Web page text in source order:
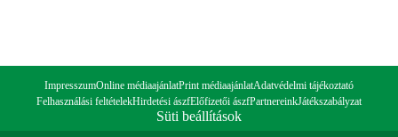
ImpresszumOnline médiaajánlatPrint médiaajánlatAdatvédelmi tájékoztató
Felhasználási feltételekHirdetési ászfElőfizetői ászfPartnereinkJátékszabályzat
Süti beállítások